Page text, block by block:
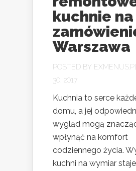
kuchnie na
Warszawa
POSTED BY EXMENUS.PL
30, 2017
Kuchnia to serce
domu, a jej
wygląd mogą
wpłynąć na komfort
codziennego życia.
kuchni na wymiar